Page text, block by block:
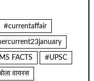
#currentaffair
FACTS #UPSC
वायरस